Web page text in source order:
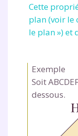
Cette
plan (voir le
le plan ») et
Exemple
Soit
dessous.